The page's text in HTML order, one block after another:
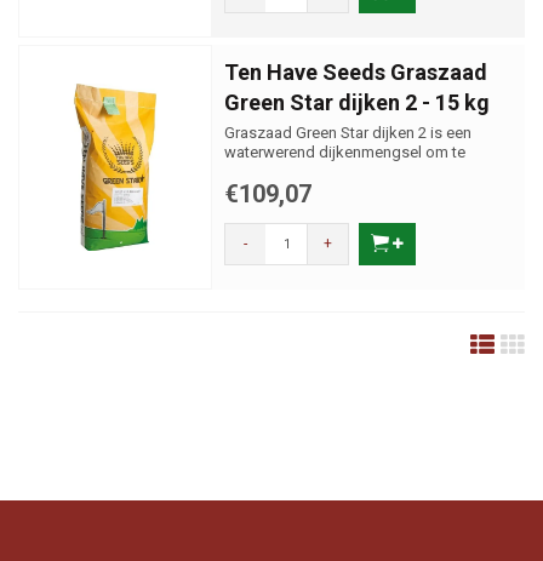
Ten Have Seeds Graszaad
Green Star dijken 2 - 15 kg
Graszaad Green Star dijken 2 is een
waterwerend dijkenmengsel om te
€109,07
- +